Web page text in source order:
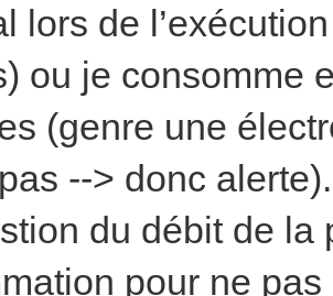
lors de
ou je consomme
(genre une
--> donc alerte).
du débit de la
pour ne